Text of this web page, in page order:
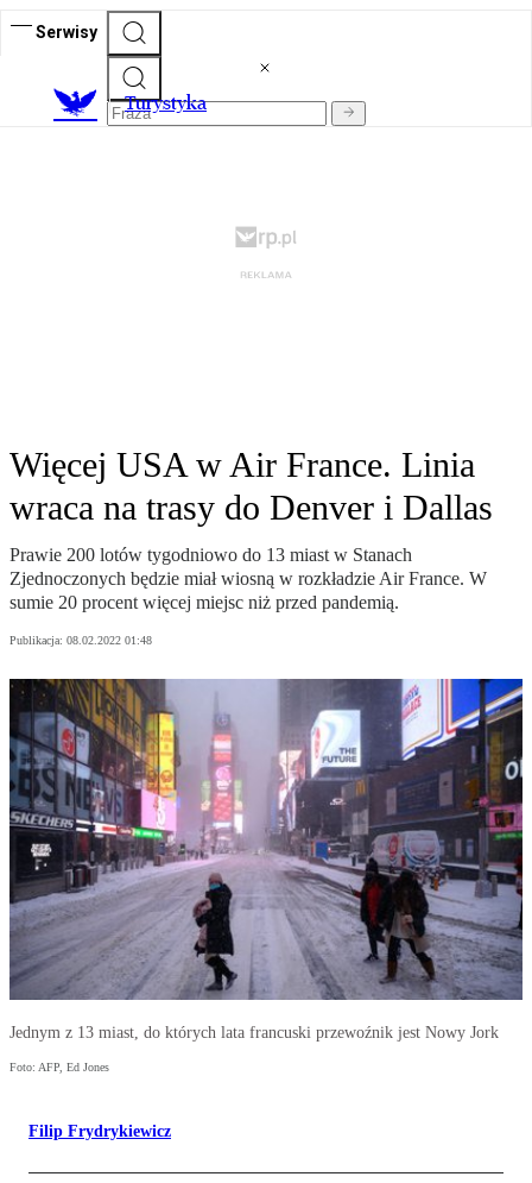
Serwisy
Turystyka
Więcej USA w Air France. Linia
wraca na trasy do Denver i Dallas
Prawie 200 lotów tygodniowo do 13 miast w Stanach
Zjednoczonych będzie miał wiosną w rozkładzie Air France. W
sumie 20 procent więcej miejsc niż przed pandemią.
Publikacja: 08.02.2022 01:48
Jednym z 13 miast, do których lata francuski przewoźnik jest Nowy Jork
Foto: AFP, Ed Jones
Filip Frydrykiewicz